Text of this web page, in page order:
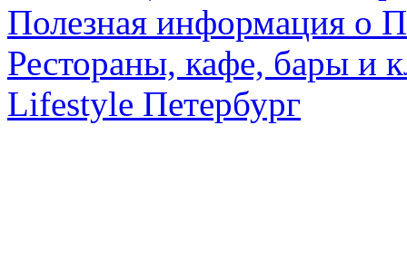
Полезная информация о
Рестораны, кафе, бары и
Lifestyle Петербург